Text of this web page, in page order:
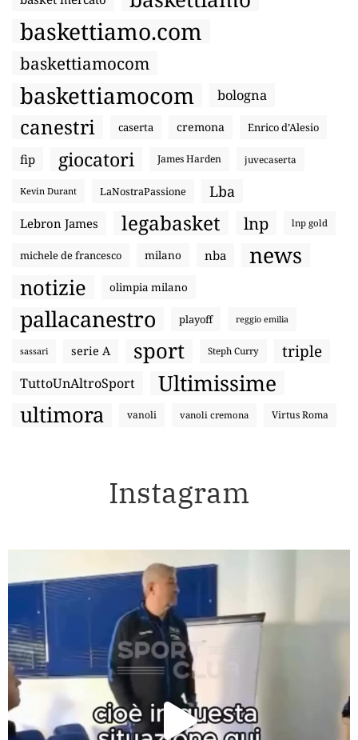
baskettiamo.com
baskettiamocom
baskettiamocom bologna
canestri caserta cremona Enrico d’Alesio
fip giocatori James Harden juvecaserta
Kevin Durant LaNostraPassione Lba
Lebron James legabasket lnp lnp gold
michele de francesco milano nba news
notizie olimpia milano
pallacanestro playoff reggio emilia
sassari serie A sport Steph Curry triple
TuttoUnAltroSport Ultimissime
ultimora vanoli vanoli cremona Virtus Roma
Instagram